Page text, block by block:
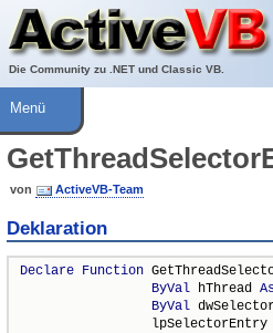
Die Community zu .NET und Classic VB.
Über ActiveVB
Hilfe
Menü
von ActiveVB-Team
Deklaration
Declare Function
ByVal hThread
ByVal